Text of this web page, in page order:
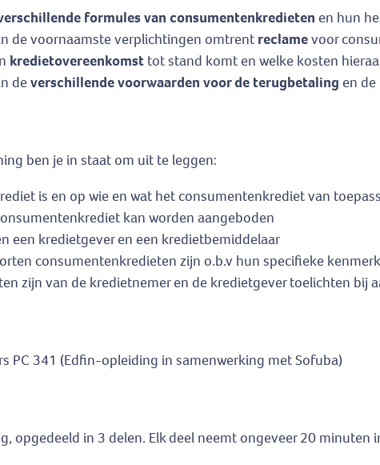
formules van consumentenkredieten en hun
de voornaamste verplichtingen omtrent reclamevoor
kredietovereenkomst tot stand komt en welke kosten
deverschillende voorwaarden voor de terugbetaling en
ben je in staat om uit te leggen:
is en op wie en wat het consumentenkrediet van
kan worden aangeboden
een kredietgever en een kredietbemiddelaar
consumentenkredieten zijn o.b.v hun specifieke
zijn van de kredietnemer en de kredietgever toelichten bij
PC 341 (Edfin-opleiding in samenwerking met Sofuba)
opgedeeld in 3 delen. Elk deel neemt ongeveer 20